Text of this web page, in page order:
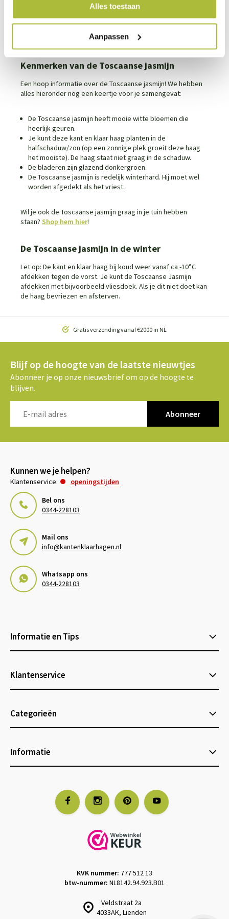
Alles toestaan
Aanpassen
Let er bij nieuwbouwhuizen/zanderige ondergronden op dat
haag is het belangrijk dat deze niet in zand wordt geplant.
Kenmerken van de Toscaanse jasmijn
Een hoop informatie over de Toscaanse jasmijn! We hebben
alles hieronder nog een keertje voor je samengevat:
De Toscaanse jasmijn heeft mooie witte bloemen die
heerlijk geuren.
Je kunt deze kant en klaar haag planten in de
halfschaduw/zon (op een zonnige plek groeit deze haag
het mooiste). De haag staat niet graag in de schaduw.
De bladeren zijn glazend donkergroen.
De Toscaanse jasmijn is redelijk winterhard. Hij moet wel
worden afgedekt als het vriest.
Wil je ook de Toscaanse jasmijn graag in je tuin hebben
staan? Shop hem hier!
De Toscaanse jasmijn in de winter
Let op: De kant en klaar haag bij koud weer vanaf ca -10°C
afdekken tegen de vorst. Je kunt de Toscaanse Jasmijn
afdekken met bijvoorbeeld vliesdoek. Als je dit niet doet kan
de haag bevriezen en afsterven.
Gratis verzending vanaf €2000 in NL
Blijf op de hoogte van de laatste nieuwtjes
Abonneer je op onze nieuwsbrief om op de hoogte te
blijven.
Abonneer
Kunnen we je helpen?
Klantenservice:
openingstijden
Bel ons
0344-228103
Mail ons
info@kantenklaarhagen.nl
Whatsapp ons
0344-228103
Informatie en Tips
Klantenservice
Categorieën
Informatie
Veldstraat 2a
4033AK, Lienden
KVK nummer: 777 512 13
btw-nummer: NL8142.94.923.B01